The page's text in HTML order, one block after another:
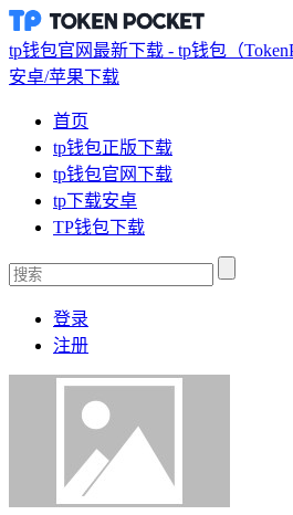
tp钱包官网最新下载 - tp钱包（
安卓/苹果下载
首页
tp钱包正版下载
tp钱包官网下载
tp下载安卓
TP钱包下载
登录
注册